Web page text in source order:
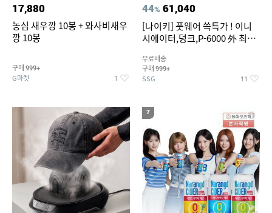
17,880
농심 새우깡 10봉 + 와사비새우
깡 10봉
구매 999+
G마켓 1
44% 61,040
[나이키] 풋웨어 쓱특가 ! 이니
시에이터,덩크,P-6000 外 최대
무료배송
구매 999+
SSG 11
7